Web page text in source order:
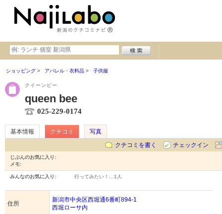
ショッピング アパレル・衣料品 子供服
クイーンビー
queen bee
025-229-0174
基本情報 クチコミ
写真
クチコミを書く
チェックイン
じぶんのお気に入り:
メモ:
みんなのお気に入り: 行ってみたい！… 1人
住所
新潟市中央区西堀通6番町894-1
西堀ローサ内